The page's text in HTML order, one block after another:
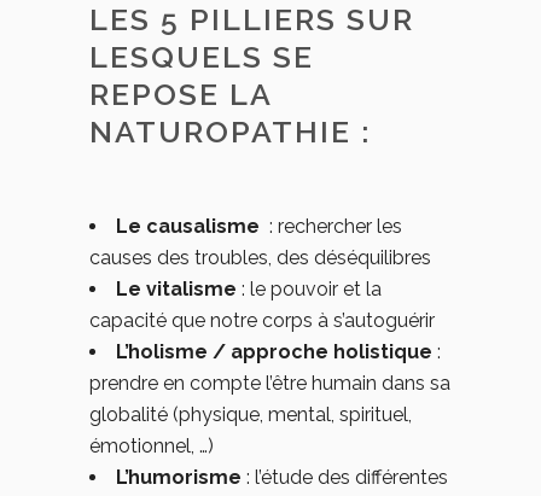
LES 5 PILLIERS SUR
LESQUELS SE
REPOSE LA
NATUROPATHIE :
Le causalisme : rechercher les
causes des troubles, des déséquilibres
Le vitalisme : le pouvoir et la
capacité que notre corps à s’autoguérir
L’holisme / approche holistique :
prendre en compte l’être humain dans sa
globalité (physique, mental, spirituel,
émotionnel, …)
L’humorisme : l’étude des différentes